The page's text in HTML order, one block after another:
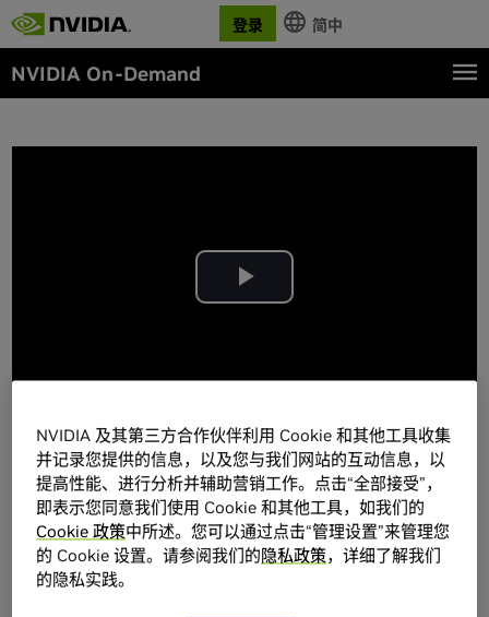
登录 简中
NVIDIA On-Demand
Play
详情
添加到列表
NVIDIA 及其第三方合作伙伴利用 Cookie 和其他工具收集
并记录您提供的信息，以及您与我们网站的互动信息，以
提高性能、进行分析并辅助营销工作。点击“全部接受”，
即表示您同意我们使用 Cookie 和其他工具，如我们的
Cookie 政策中所述。您可以通过点击“管理设置”来管理您
的 Cookie 设置。请参阅我们的隐私政策，详细了解我们
的隐私实践。